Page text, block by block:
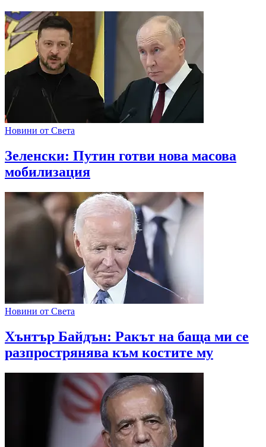
Новини от Света
Зеленски: Путин готви нова масова
мобилизация
Новини от Света
Хънтър Байдън: Ракът на баща ми се
разпрострянява към костите му